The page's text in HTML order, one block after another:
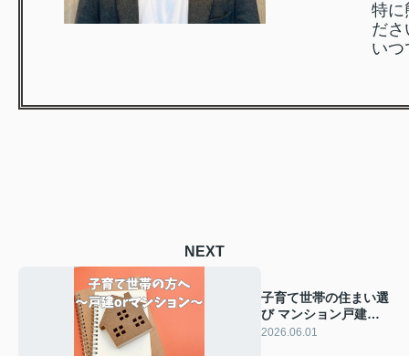
特に
ださ
いつ
NEXT
子育て世帯の住まい選
び マンション戸建て
どっちがおすすめ？判
2026.06.01